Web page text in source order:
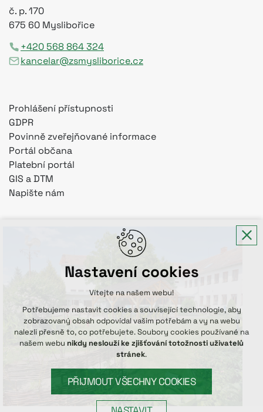
č. p. 170
675 60 Myslibořice
+420 568 864 324
kancelar@zsmysliborice.cz
Prohlášení přístupnosti
GDPR
Povinně zveřejňované informace
Portál občana
Platební portál
GIS a DTM
Napište nám
Nastavení cookies
Vítejte na našem webu!
Potřebujeme nastavit cookies a související technologie, aby
zobrazovaný obsah odpovídal vašim potřebám a vy na webu
nalezli přesně to, co potřebujete. Soubory cookies používané na
našem webu nikdy neslouží ke zjišťování totožnosti uživatelů
stránek.
PŘIJMOUT VŠECHNY COOKIES